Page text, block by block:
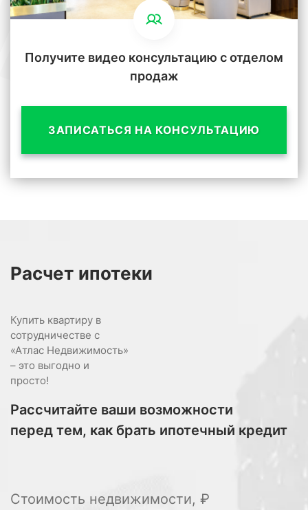
Получите видео консультацию с отделом
продаж
ЗАПИСАТЬСЯ НА КОНСУЛЬТАЦИЮ
Расчет ипотеки
Купить квартиру в
сотрудничестве с
«Атлас Недвижимость»
– это выгодно и
просто!
Рассчитайте ваши возможности
перед тем, как брать ипотечный кредит
Стоимость недвижимости, ₽